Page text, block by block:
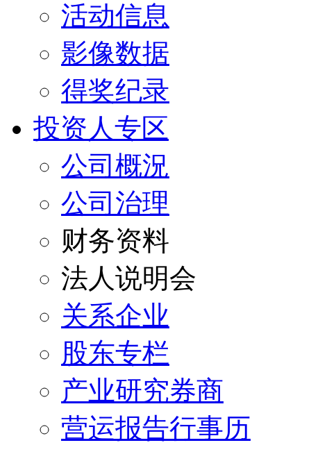
活动信息
影像数据
得奖纪录
投资人专区
公司概況
公司治理
财务资料
法人说明会
关系企业
股东专栏
产业研究券商
营运报告行事历